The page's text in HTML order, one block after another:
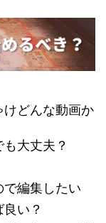
けどんな動画か
大丈夫？
編集したい
い？